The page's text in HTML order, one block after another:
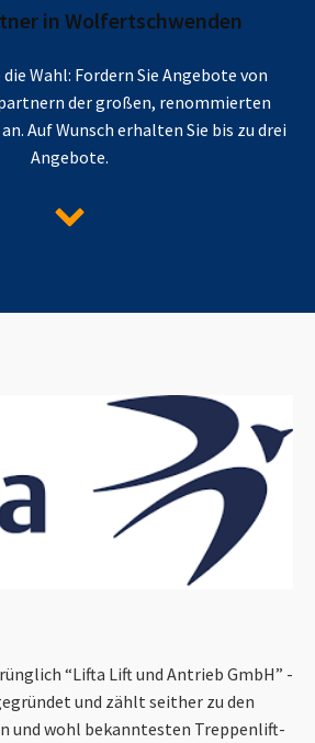
in Wolfertschwenden
die Wahl: Fordern Sie Angebote von
der großen, renommierten
Auf Wunsch erhalten Sie bis zu drei
Angebote.
“Lifta Lift und Antrieb GmbH” -
und zählt seither zu den
und wohl bekanntesten Treppenlift-